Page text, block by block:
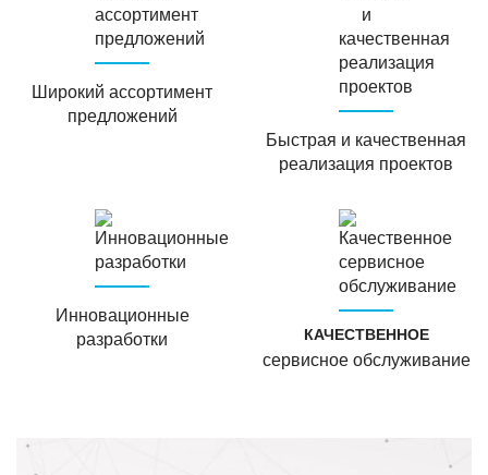
Широкий ассортимент
предложений
Быстрая и качественная
реализация проектов
Инновационные
разработки
КАЧЕСТВЕННОЕ
сервисное обслуживание